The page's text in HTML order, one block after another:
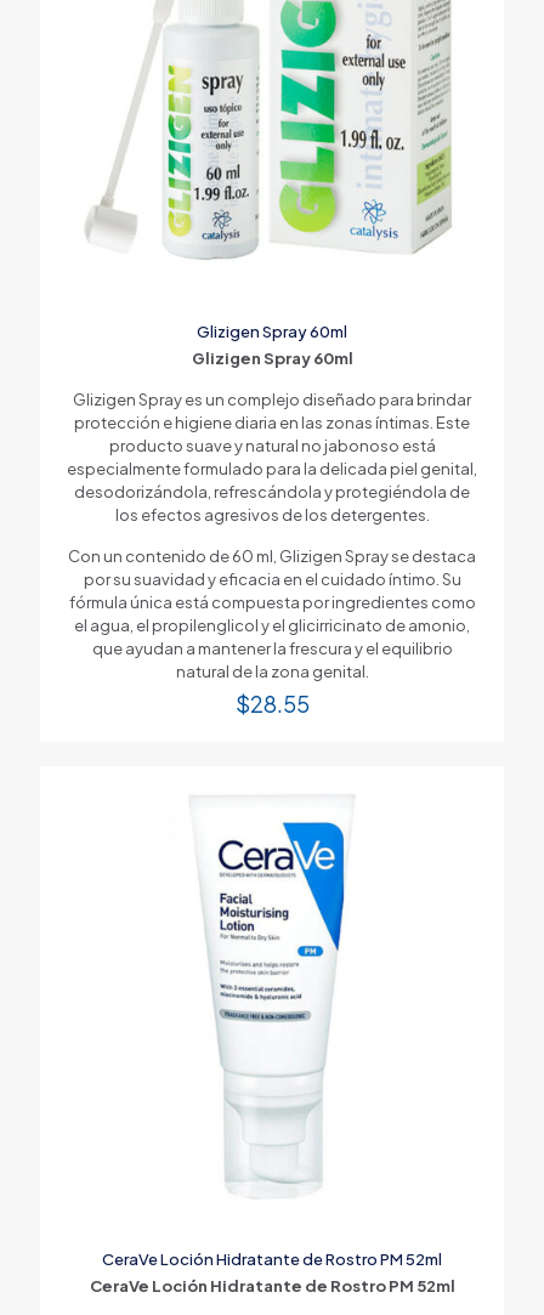
Glizigen Spray 60ml
Glizigen Spray 60ml
Glizigen Spray es un complejo diseñado para brindar
protección e higiene diaria en las zonas íntimas. Este
producto suave y natural no jabonoso está
especialmente formulado para la delicada piel genital,
desodorizándola, refrescándola y protegiéndola de
los efectos agresivos de los detergentes.
Con un contenido de 60 ml, Glizigen Spray se destaca
por su suavidad y eficacia en el cuidado íntimo. Su
fórmula única está compuesta por ingredientes como
el agua, el propilenglicol y el glicirricinato de amonio,
que ayudan a mantener la frescura y el equilibrio
natural de la zona genital.
$28.55
CeraVe Loción Hidratante de Rostro PM 52ml
CeraVe Loción Hidratante de Rostro PM 52ml